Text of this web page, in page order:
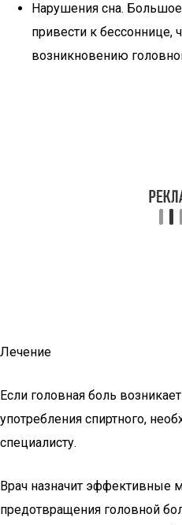
Нарушения сна.
привести к бессоннице,
возникновению
Лечение
Если головная боль
употребления спиртного,
специалисту.
Врач назначит эффективные
предотвращения головной